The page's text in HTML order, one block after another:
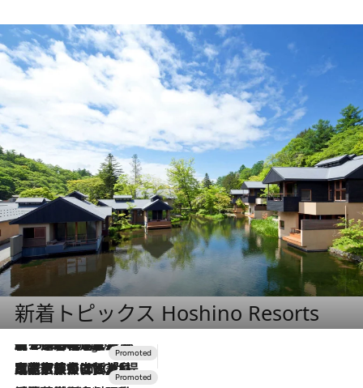
新着トピックス Hoshino Resorts
6 Hours Ago
【トンボの足水浴】ヒノキの香りに包まれて涼感マックス！約13℃の湧水かけ流しを避暑地「星野温泉 トンボの湯」で体験
2026.7.31
【ホテル帰省】という選択肢をOMOが提案。家族とほどよい距離を保つには「昼は実家、夜は気兼ねなくホテルで！」